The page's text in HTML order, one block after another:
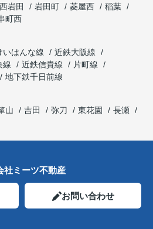
西岩田 岩田町 菱屋西
稲葉
町西
いはんな線
近鉄大阪線
線 近鉄信貴線
片町線
地下鉄千日前線
山 吉田 弥刀 東花園
長瀬
社ミーツ不動産
お問い合わせ